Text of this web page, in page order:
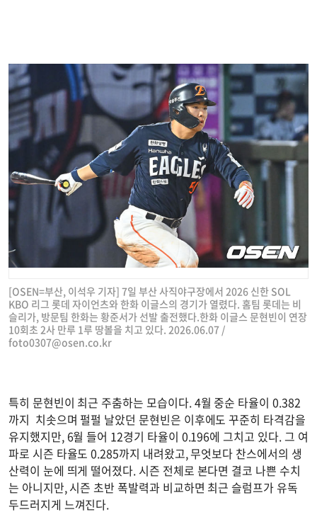
[OSEN=부산, 이석우 기자] 7일 부산 사직야구장에서 2026 신한 SOL
KBO 리그 롯데 자이언츠와 한화 이글스의 경기가 열렸다. 홈팀 롯데는 비
슬리가, 방문팀 한화는 황준서가 선발 출전했다.한화 이글스 문현빈이 연장
10회초 2사 만루 1루 땅볼을 치고 있다. 2026.06.07 /
foto0307@osen.co.kr
특히 문현빈이 최근 주춤하는 모습이다. 4월 중순 타율이 0.382
까지 치솟으며 펄펄 날았던 문현빈은 이후에도 꾸준히 타격감을
유지했지만, 6월 들어 12경기 타율이 0.196에 그치고 있다. 그 여
파로 시즌 타율도 0.285까지 내려왔고, 무엇보다 찬스에서의 생
산력이 눈에 띄게 떨어졌다. 시즌 전체로 본다면 결코 나쁜 수치
는 아니지만, 시즌 초반 폭발력과 비교하면 최근 슬럼프가 유독
두드러지게 느껴진다.